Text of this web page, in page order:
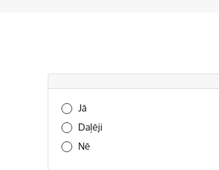
Vai šī informācija bija noderīga?
Jā
Daļēji
Nē